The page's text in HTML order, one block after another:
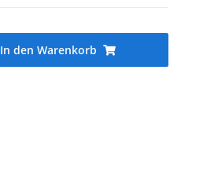
In den Warenkorb